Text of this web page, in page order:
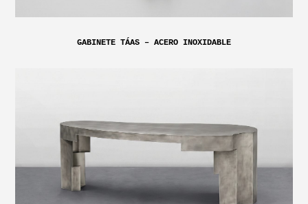
GABINETE TÁAS – ACERO INOXIDABLE